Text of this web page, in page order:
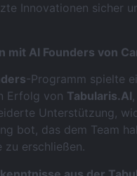
Innovationen sicher
mit AI Founders von
-Programm spielte
Erfolg von Tabularis.AI
Unterstützung,
bot, das dem Team
zu erschließen.